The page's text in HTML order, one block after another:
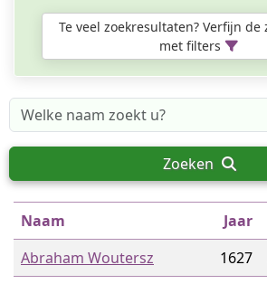
Te veel zoekresultaten? Verfijn de
met filters
Zoeken
Naam Jaar
Abraham Woutersz
1627